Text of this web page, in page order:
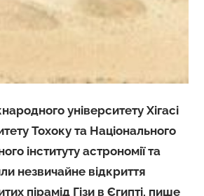
університету Хігасі
Тохоку та Національного
інституту астрономії та
незвичайне відкриття
пірамід Гізи в Єгипті, пише